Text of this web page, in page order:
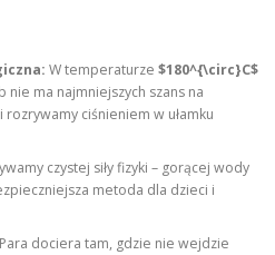
W temperaturze $180^{\circ}C$
nie ma najmniejszych szans na
ciśnieniem w ułamku
czystej siły fizyki – gorącej wody
metoda dla dzieci i
Para dociera tam, gdzie nie wejdzie